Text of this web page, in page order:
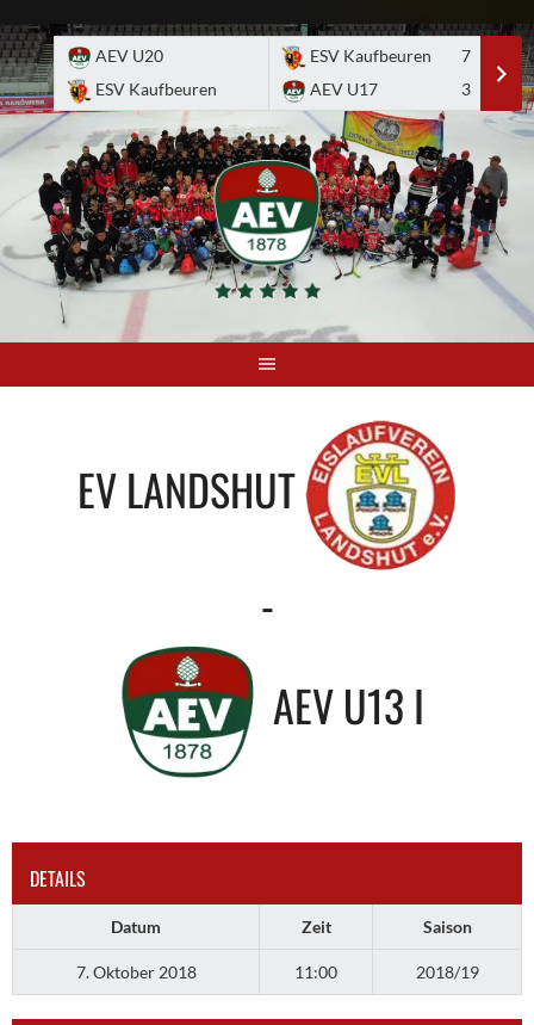
to
content
AEV U20
ESV Kaufbeuren
ESV Kaufbeuren
7
AEV U17
3
EV LANDSHUT
-
AEV U13 I
DETAILS
Datum Zeit Saison
7. Oktober 2018 11:00 2018/19